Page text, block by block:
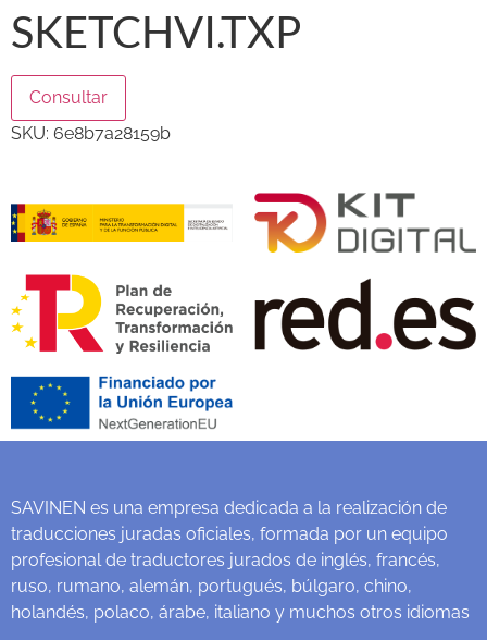
SKETCHVI.TXP
Consultar
SKU: 6e8b7a28159b
SAVINEN es una empresa dedicada a la realización de
traducciones juradas oficiales, formada por un equipo
profesional de traductores jurados de inglés, francés,
ruso, rumano, alemán, portugués, búlgaro, chino,
holandés, polaco, árabe, italiano y muchos otros idiomas